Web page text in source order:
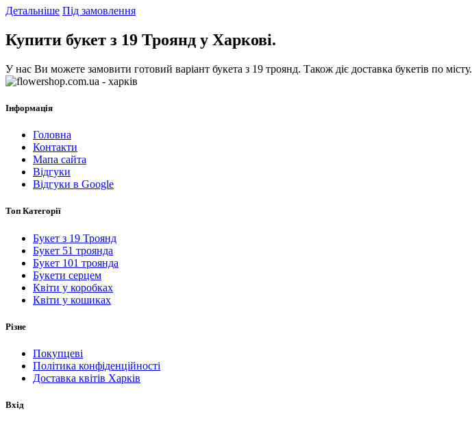
Детальніше Під замовлення
Купити букет з 19 Троянд у Харкові.
У нас Ви можете замовити готовий варіант букета з 19 троянд. Також діє доставка букетів по місту.
Інформація
Головна
Контакти
Мапа сайта
Відгуки
Відгуки в Google
Топ Категорії
Букет з 19 Троянд
Букет 51 троянда
Букет 101 троянда
Букети серцем
Квіти у коробках
Квіти у кошиках
Різне
Покупцеві
Політика конфіденційності
Доставка квітів Харків
Вхід